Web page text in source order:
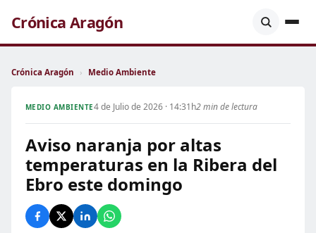
Crónica Aragón
Crónica Aragón › Medio Ambiente
MEDIO AMBIENTE4 de Julio de 2026 · 14:31h2 min de lectura
Aviso naranja por altas
temperaturas en la Ribera del
Ebro este domingo